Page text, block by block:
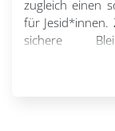
zugleich einen
für Jesid*innen.
sichere
2023 die